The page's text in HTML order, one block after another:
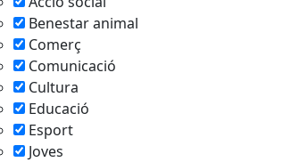
Benestar animal
Comerç
Comunicació
Cultura
Educació
Esport
Joves